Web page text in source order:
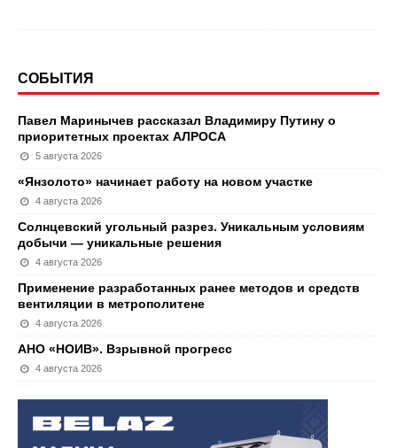
СОБЫТИЯ
Павел Маринычев рассказал Владимиру Путину о
приоритетных проектах АЛРОСА
5 августа 2026
«Янзолото» начинает работу на новом участке
4 августа 2026
Солнцевский угольный разрез. Уникальным условиям
добычи — уникальные решения
4 августа 2026
Применение разработанных ранее методов и средств
вентиляции в метрополитене
4 августа 2026
АНО «НОИВ». Взрывной прогресс
4 августа 2026